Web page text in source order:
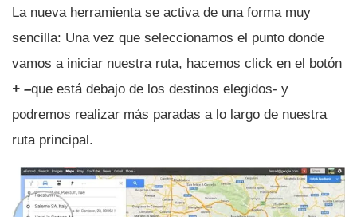
La nueva herramienta se activa de una forma muy
sencilla: Una vez que seleccionamos el punto donde
vamos a iniciar nuestra ruta, hacemos click en el botón
+ –que está debajo de los destinos elegidos- y
podremos realizar más paradas a lo largo de nuestra
ruta principal.